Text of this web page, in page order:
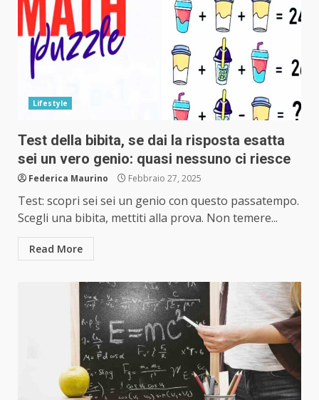
Lifestyle
Test della bibita, se dai la risposta esatta
sei un vero genio: quasi nessuno ci riesce
Federica Maurino Febbraio 27, 2025
Test: scopri sei sei un genio con questo passatempo.
Scegli una bibita, mettiti alla prova. Non temere...
Read More